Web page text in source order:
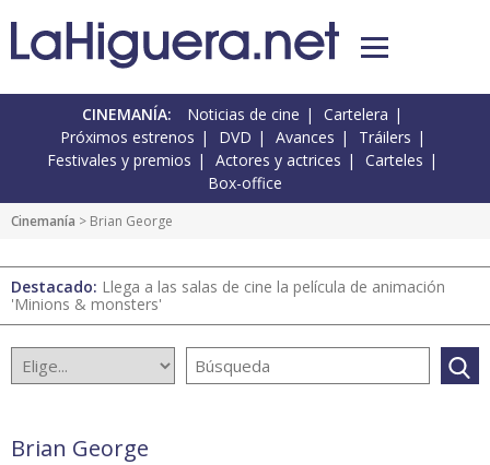
CINEMANÍA: Noticias de cine
Cartelera
Próximos estrenos
DVD Avances
Tráilers
Festivales y premios
Actores y actrices
Carteles
Box-office
Cinemanía > Brian George
Destacado: Llega a las salas de cine la película de animación
'Minions & monsters'
Brian George